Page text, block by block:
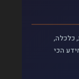
כלכלה,
הכי